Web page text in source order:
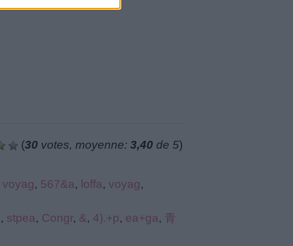
(30 votes, moyenne: 3,40 de 5)
voyag, 567&a, loffa, voyag,
, stpea, Congr, &, 4).+р, ea+ga, 青